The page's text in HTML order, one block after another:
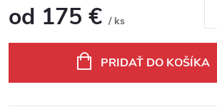
od 175 € / ks
PRIDAŤ DO KOŠÍKA